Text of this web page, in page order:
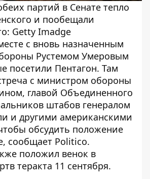
партий в Сенате тепло
и пообещали
Getty Imadge
с вновь назначенным
Рустемом Умеровым
посетили Пентагон. Там
с министром обороны
главой Объединенного
штабов генералом
и другими американскими
обсудить положение
сообщает Politico.
положил венок в
теракта 11 сентября.